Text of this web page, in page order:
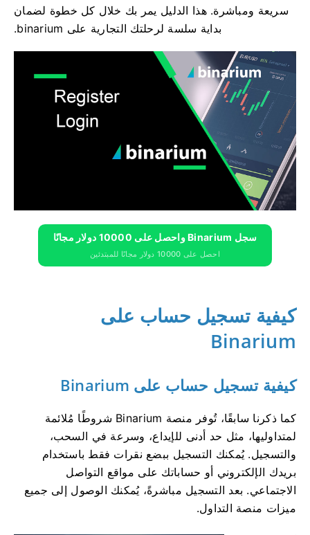
سريعة ومباشرة. هذا الدليل يمر بك خلال كل خطوة لضمان
بداية سلسة لرحلتك التجارية على binarium.
سجل Binarium واحصل على 10000 دولار مجانًا
احصل على 10000 دولار مجانًا للمبتدئين
كيفية تسجيل حساب على
Binarium
كيفية تسجيل حساب على Binarium
كما ذكرنا سابقًا، تُوفر منصة Binarium شروطًا مُلائمة
لمتداوليها، مثل حد أدنى للإيداع، وسرعة في السحب،
والتسجيل. يُمكنك التسجيل ببضع نقرات فقط باستخدام
بريدك الإلكتروني أو حساباتك على مواقع التواصل
الاجتماعي. بعد التسجيل مباشرةً، يُمكنك الوصول إلى جميع
ميزات منصة التداول.